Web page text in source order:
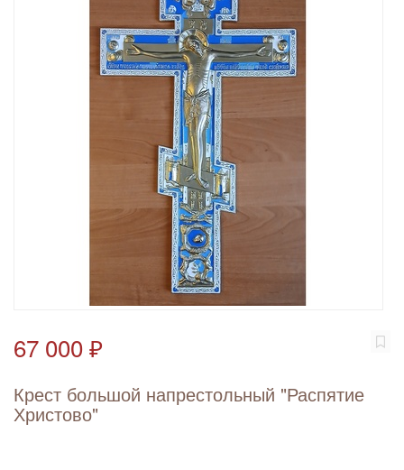
67 000 ₽
Крест большой напрестольный "Распятие
Христово"